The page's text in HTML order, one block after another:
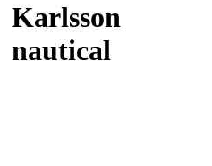
Karlsson
nautical